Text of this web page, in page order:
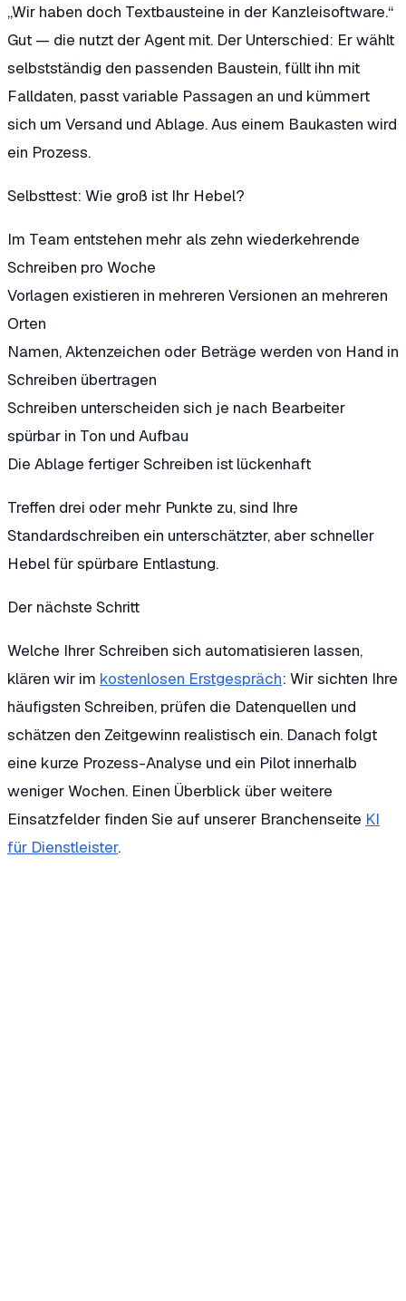
„Wir haben doch Textbausteine in der Kanzleisoftware.“
Gut — die nutzt der Agent mit. Der Unterschied: Er wählt
selbstständig den passenden Baustein, füllt ihn mit
Falldaten, passt variable Passagen an und kümmert
sich um Versand und Ablage. Aus einem Baukasten wird
ein Prozess.
Selbsttest: Wie groß ist Ihr Hebel?
Im Team entstehen mehr als zehn wiederkehrende
Schreiben pro Woche
Vorlagen existieren in mehreren Versionen an mehreren
Orten
Namen, Aktenzeichen oder Beträge werden von Hand in
Schreiben übertragen
Schreiben unterscheiden sich je nach Bearbeiter
spürbar in Ton und Aufbau
Die Ablage fertiger Schreiben ist lückenhaft
Treffen drei oder mehr Punkte zu, sind Ihre
Standardschreiben ein unterschätzter, aber schneller
Hebel für spürbare Entlastung.
Der nächste Schritt
Welche Ihrer Schreiben sich automatisieren lassen,
klären wir im kostenlosen Erstgespräch: Wir sichten Ihre
häufigsten Schreiben, prüfen die Datenquellen und
schätzen den Zeitgewinn realistisch ein. Danach folgt
eine kurze Prozess-Analyse und ein Pilot innerhalb
weniger Wochen. Einen Überblick über weitere
Einsatzfelder finden Sie auf unserer Branchenseite KI
für Dienstleister.